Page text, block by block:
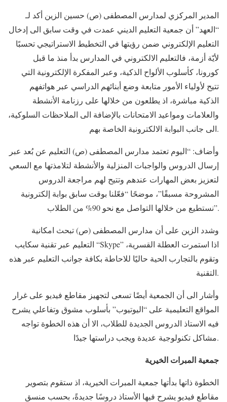
المدير المركزي لمدارس المصطفى (ص) حسين الزين أكد لـ
“العهد” أن جمعية التعليم الديني عمدت في وقت سابق الى إدخال
التعليم الإلكتروني ضمن رؤيتها في التخطيط الاستراتيجي تحسبًا
لأيّة أزمة، فالتعليم الالكتروني في المدارس بدأ منذ ما قبل
كورونا، كأسلوب الألواح الذكية، وعبر المفكرة الإلكترونية التي
تتيح لأولياء الأمور متابعة وضع أبنائهم الدراسي عبر هواتفهم
الذكية مباشرة، اذ يطلعون من خلالها على رزنامة الأنشطة
والعلامات ومواعيد الامتحانات بالإضافة الى الملاحظات السلوكية،
الى جانب البوابة الالكترونية الخاصة بهم.
وأضاف: “اليوم تعتمد مدارس المصطفى (ص) التعليم عن بُعد عبر
إرسال الدروس والواجبات المنزلية والأنشطة لتلامذتها مع السعي
لتعزيز بعض المهارات عندهم وتتيح لهم مراجعة الدروس
المشروحة مسبقًا”، موضحًا “فعّلنا بوقت سابق بوابة إلكترونية
نستطيع من خلالها التواصل مع نحو 90% من الطلاب”.
وشدد الزين على أن مدارس المصطفى (ص) تبحث امكانية
التعليم عبر تقنية سكايب “Skype” اذا استمرت العطلة القسرية،
وتقوم بالتجارب الحية حاليًا للاحاطة بكافة جوانب التعليم عبر هذه
التقنية.
وأشار الى أن الجمعية أيضًا تسعى لتجهيز مقاطع فيديو على غرار
المواقع التعليمية على “اليوتيوب” بأسلوب مشوق وتفاعلي يشرح
فيه الاستاذ الدروس الجديدة للطلاب، الا أن هذه الخطوة تواجه
مشاكل تكنولوجية عديدة ويجب دراستها جيدًا.
جمعية المبرات الخيرية
الخطوة ذاتها بدأتها جمعية المبرات الخيرية، اذ ستقوم بتصوير
مقاطع فيديو يشرح فيها الأستاذ دروسًا جديدةً، بحسب منسق